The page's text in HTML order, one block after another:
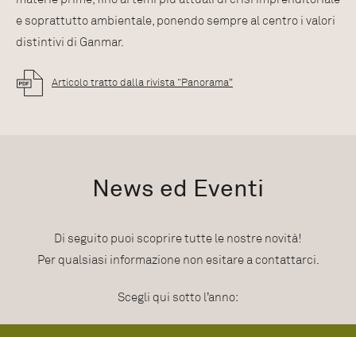
News ed Eventi
Di seguito puoi scoprire tutte le nostre novità!
Per qualsiasi informazione non esitare a contattarci.
Scegli qui sotto l’anno:
e soprattutto ambientale, ponendo sempre al centro i valori
distintivi di Ganmar.
Articolo tratto dalla rivista “Panorama”